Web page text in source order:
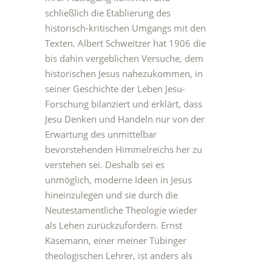
schließlich die Etablierung des
historisch-kritischen Umgangs mit den
Texten. Albert Schweitzer hat 1906 die
bis dahin vergeblichen Versuche, dem
historischen Jesus nahezukommen, in
seiner Geschichte der Leben Jesu-
Forschung bilanziert und erklärt, dass
Jesu Denken und Handeln nur von der
Erwartung des unmittelbar
bevorstehenden Himmelreichs her zu
verstehen sei. Deshalb sei es
unmöglich, moderne Ideen in Jesus
hineinzulegen und sie durch die
Neutestamentliche Theologie wieder
als Lehen zurückzufordern. Ernst
Käsemann, einer meiner Tübinger
theologischen Lehrer, ist anders als